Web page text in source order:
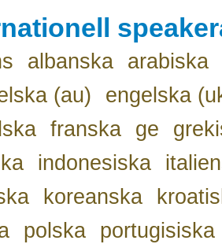
albanska
arabiska
(au)
engelska
franska ge
indonesiska
koreanska
polska
portugisiska